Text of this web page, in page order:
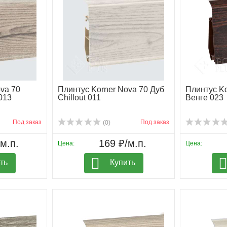
70
Под заказ
Плинтус Korner Nova 70 Дуб
Chillout 011
(0) Под заказ
Цена: 169 ₽/м.п.
Купить
Плинтус
Венге 023
Цена: